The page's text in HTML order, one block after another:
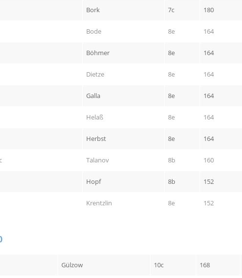
Bork 7c 180
Bode 8e 164
Böhmer 8e 164
Dietze 8e 164
Galla 8e 164
Helaß 8e 164
Herbst 8e 164
Talanov 8b 160
Hopf 8b 152
Krentzlin 8e 152
Gülzow 10c 168